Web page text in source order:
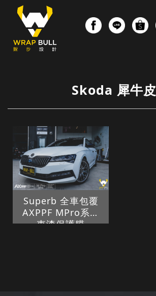
Skoda 犀牛皮
Superb 全車包覆
AXPPF MPro系列
車漆保護膜